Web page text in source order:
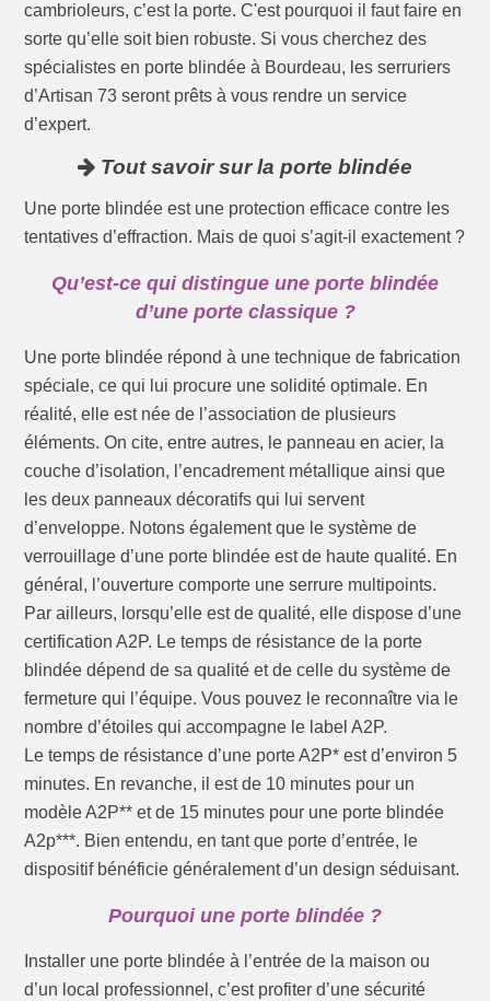
cambrioleurs, c’est la porte. C'est pourquoi il faut faire en
sorte qu’elle soit bien robuste. Si vous cherchez des
spécialistes en porte blindée à Bourdeau, les serruriers
d’Artisan 73 seront prêts à vous rendre un service
d’expert.
Tout savoir sur la porte blindée
Une porte blindée est une protection efficace contre les
tentatives d’effraction. Mais de quoi s’agit-il exactement ?
Qu’est-ce qui distingue une porte blindée
d’une porte classique ?
Une porte blindée répond à une technique de fabrication
spéciale, ce qui lui procure une solidité optimale. En
réalité, elle est née de l’association de plusieurs
éléments. On cite, entre autres, le panneau en acier, la
couche d’isolation, l’encadrement métallique ainsi que
les deux panneaux décoratifs qui lui servent
d’enveloppe. Notons également que le système de
verrouillage d’une porte blindée est de haute qualité. En
général, l’ouverture comporte une serrure multipoints.
Par ailleurs, lorsqu’elle est de qualité, elle dispose d’une
certification A2P. Le temps de résistance de la porte
blindée dépend de sa qualité et de celle du système de
fermeture qui l’équipe. Vous pouvez le reconnaître via le
nombre d’étoiles qui accompagne le label A2P.
Le temps de résistance d’une porte A2P* est d’environ 5
minutes. En revanche, il est de 10 minutes pour un
modèle A2P** et de 15 minutes pour une porte blindée
A2p***. Bien entendu, en tant que porte d’entrée, le
dispositif bénéficie généralement d’un design séduisant.
Pourquoi une porte blindée ?
Installer une porte blindée à l’entrée de la maison ou
d’un local professionnel, c’est profiter d’une sécurité